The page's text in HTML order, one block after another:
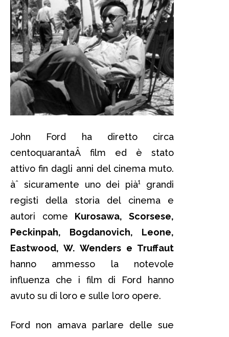
John Ford ha diretto circa
centoquarantaÂ film ed è stato
attivo fin dagli anni del cinema muto.
àˆ sicuramente uno dei pià¹ grandi
registi della storia del cinema e
autori come Kurosawa, Scorsese,
Peckinpah, Bogdanovich, Leone,
Eastwood, W. Wenders e Truffaut
hanno ammesso la notevole
influenza che i film di Ford hanno
avuto su di loro e sulle loro opere.
Ford non amava parlare delle sue